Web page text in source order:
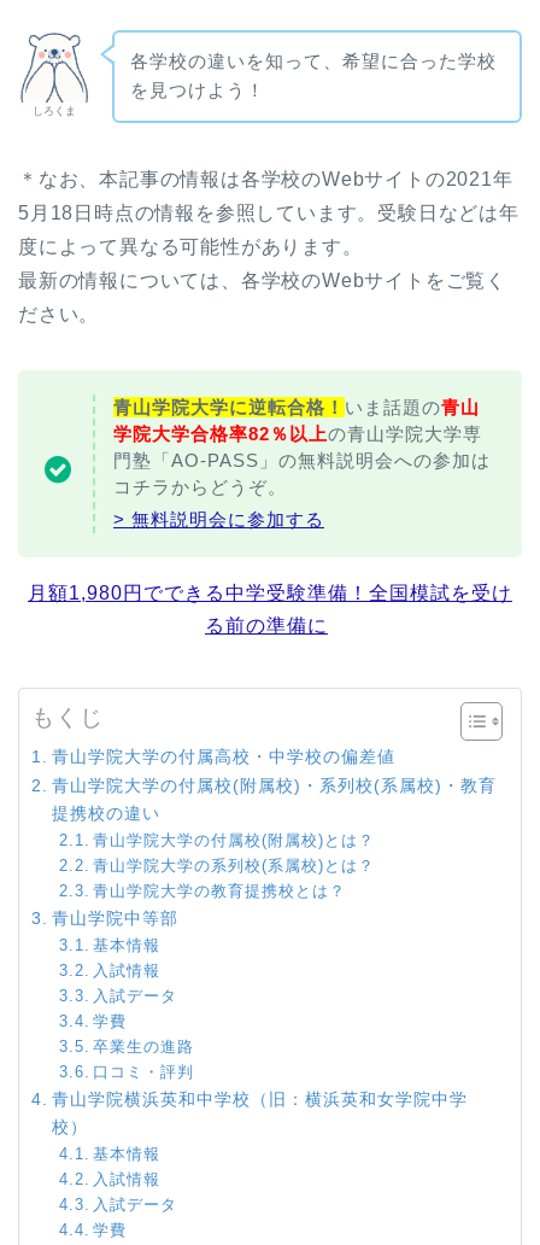
しろくま
各学校の違いを知って、希望に合った学校
を見つけよう！
＊なお、本記事の情報は各学校のWebサイトの2021年
5月18日時点の情報を参照しています。受験日などは年
度によって異なる可能性があります。
最新の情報については、各学校のWebサイトをご覧く
ださい。
青山学院大学に逆転合格！ いま話題の青山
学院大学合格率82％以上の青山学院大学専
門塾「AO-PASS」の無料説明会への参加は
コチラからどうぞ。
> 無料説明会に参加する
月額1,980円でできる中学受験準備！全国模試を受け
る前の準備に
もくじ
青山学院大学の付属高校・中学校の偏差値
青山学院大学の付属校(附属校)・系列校(系属校)・教育
提携校の違い
青山学院大学の付属校(附属校)とは？
青山学院大学の系列校(系属校)とは？
青山学院大学の教育提携校とは？
青山学院中等部
基本情報
入試情報
入試データ
学費
卒業生の進路
口コミ・評判
青山学院横浜英和中学校（旧：横浜英和女学院中学
校）
基本情報
入試情報
入試データ
学費